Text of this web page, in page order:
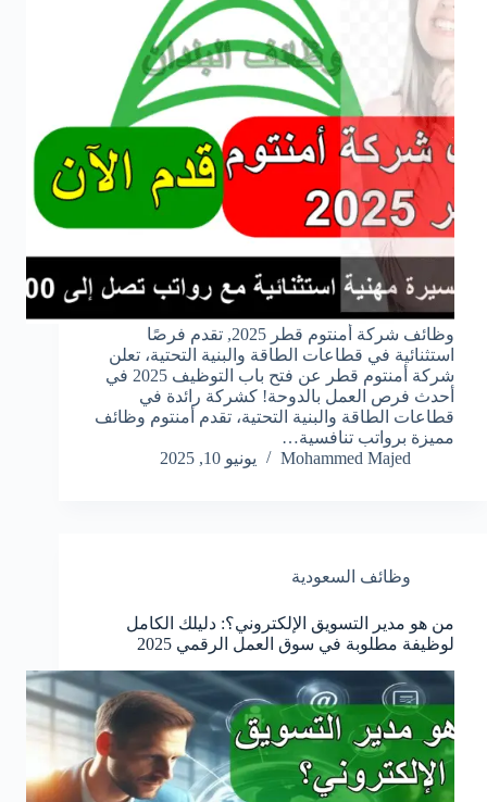
وظائف شركة أمنتوم قطر 2025, تقدم فرصًا
استثنائية في قطاعات الطاقة والبنية التحتية، تعلن
شركة أمنتوم قطر عن فتح باب التوظيف 2025 في
أحدث فرص العمل بالدوحة! كشركة رائدة في
قطاعات الطاقة والبنية التحتية، تقدم أمنتوم وظائف
مميزة برواتب تنافسية…
Mohammed Majed
يونيو 10, 2025
وظائف السعودية
من هو مدير التسويق الإلكتروني؟: دليلك الكامل
لوظيفة مطلوبة في سوق العمل الرقمي 2025